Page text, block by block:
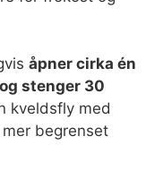
åpner cirka én
stenger 30
kveldsfly med
begrenset